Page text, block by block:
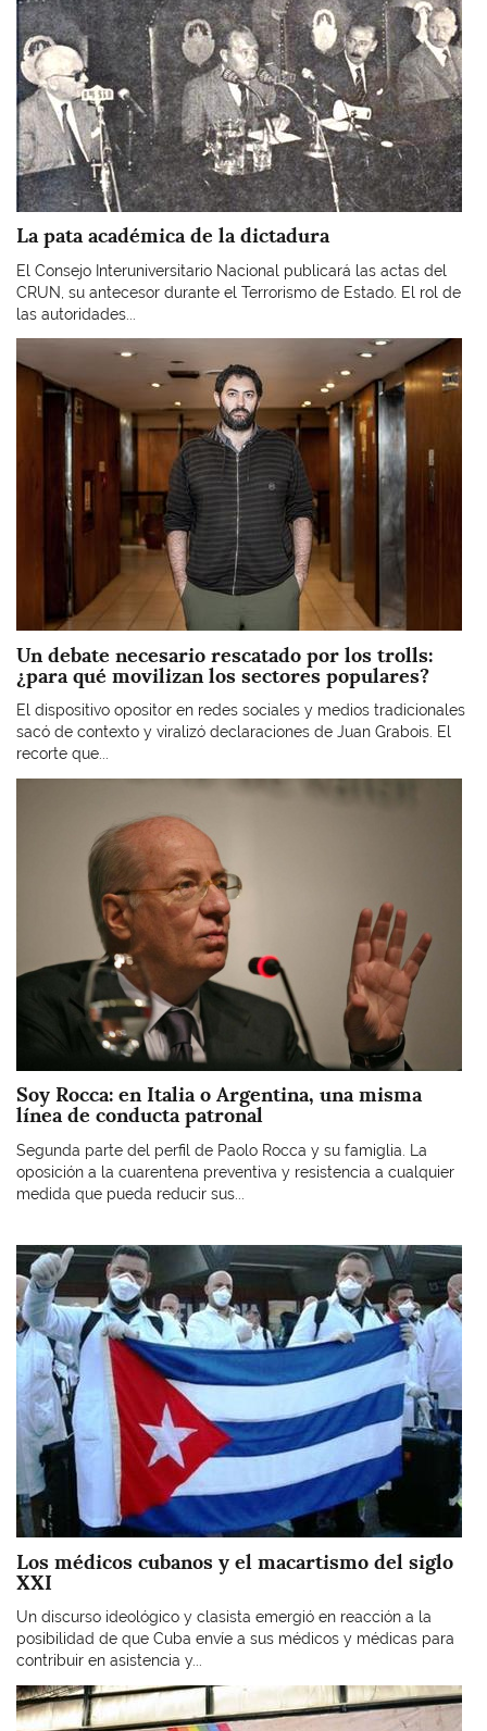
La pata académica de la dictadura
El Consejo Interuniversitario Nacional publicará las actas del
CRUN, su antecesor durante el Terrorismo de Estado. El rol de
las autoridades...
Un debate necesario rescatado por los trolls:
¿para qué movilizan los sectores populares?
El dispositivo opositor en redes sociales y medios tradicionales
sacó de contexto y viralizó declaraciones de Juan Grabois. El
recorte que...
Soy Rocca: en Italia o Argentina, una misma
línea de conducta patronal
Segunda parte del perfil de Paolo Rocca y su famiglia. La
oposición a la cuarentena preventiva y resistencia a cualquier
medida que pueda reducir sus...
Imagen
Los médicos cubanos y el macartismo del siglo
XXI
Un discurso ideológico y clasista emergió en reacción a la
posibilidad de que Cuba envíe a sus médicos y médicas para
contribuir en asistencia y...
Imagen